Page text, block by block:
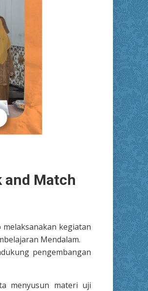
and Match
kegiatan
Mendalam.
pengembangan
menyusun materi uji